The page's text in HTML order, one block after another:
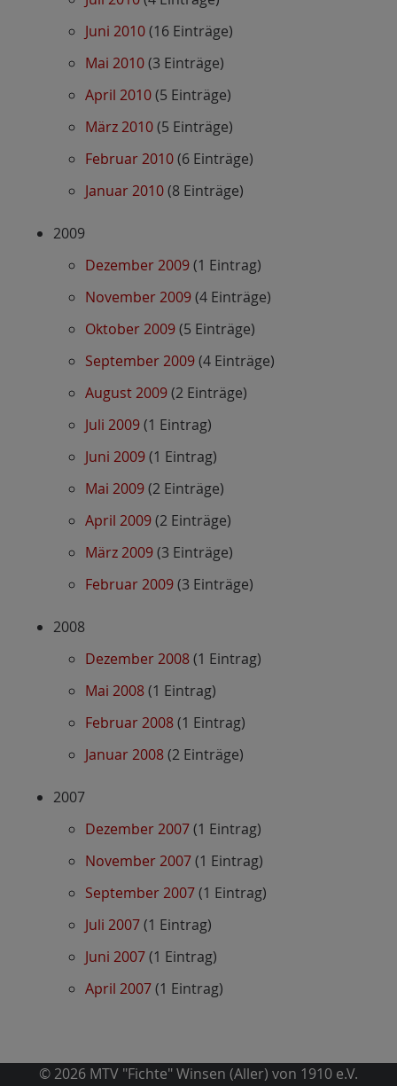
Juni 2010(16 Einträge)
Mai 2010(3 Einträge)
April 2010(5 Einträge)
März 2010(5 Einträge)
Februar 2010(6 Einträge)
Januar 2010(8 Einträge)
2009
Dezember 2009(1 Eintrag)
November 2009(4 Einträge)
Oktober 2009(5 Einträge)
September 2009(4 Einträge)
August 2009(2 Einträge)
Juli 2009(1 Eintrag)
Juni 2009(1 Eintrag)
Mai 2009(2 Einträge)
April 2009(2 Einträge)
März 2009(3 Einträge)
Februar 2009(3 Einträge)
2008
Dezember 2008(1 Eintrag)
Mai 2008(1 Eintrag)
Februar 2008(1 Eintrag)
Januar 2008(2 Einträge)
2007
Dezember 2007(1 Eintrag)
November 2007(1 Eintrag)
September 2007(1 Eintrag)
Juli 2007(1 Eintrag)
Juni 2007(1 Eintrag)
April 2007(1 Eintrag)
© 2026 MTV "Fichte" Winsen (Aller) von 1910 e.V.